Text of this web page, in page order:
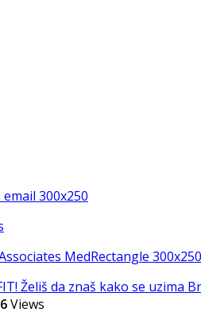
Views